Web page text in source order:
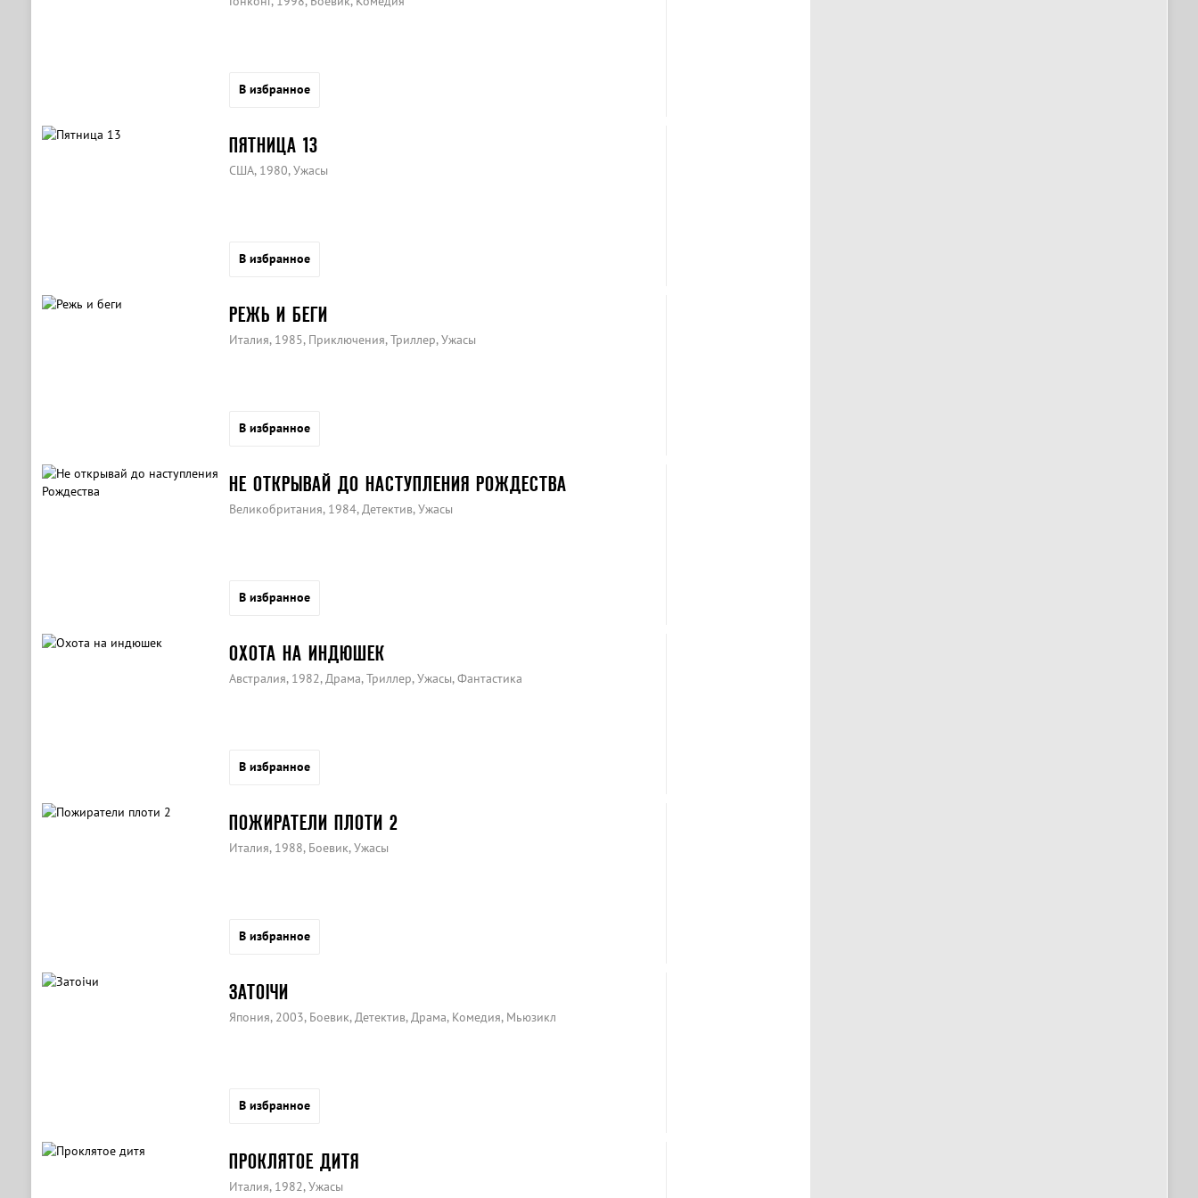
В избранное
ПЯТНИЦА 13
США, 1980, Ужасы
В избранное
РЕЖЬ И БЕГИ
Италия, 1985, Приключения, Триллер, Ужасы
В избранное
НЕ ОТКРЫВАЙ ДО НАСТУПЛЕНИЯ РОЖДЕСТВА
Великобритания, 1984, Детектив, Ужасы
В избранное
ОХОТА НА ИНДЮШЕК
Австралия, 1982, Драма, Триллер, Ужасы, Фантастика
В избранное
ПОЖИРАТЕЛИ ПЛОТИ 2
Италия, 1988, Боевик, Ужасы
В избранное
ЗАТОIЧИ
Япония, 2003, Боевик, Детектив, Драма, Комедия, Мьюзикл
В избранное
ПРОКЛЯТОЕ ДИТЯ
Италия, 1982, Ужасы